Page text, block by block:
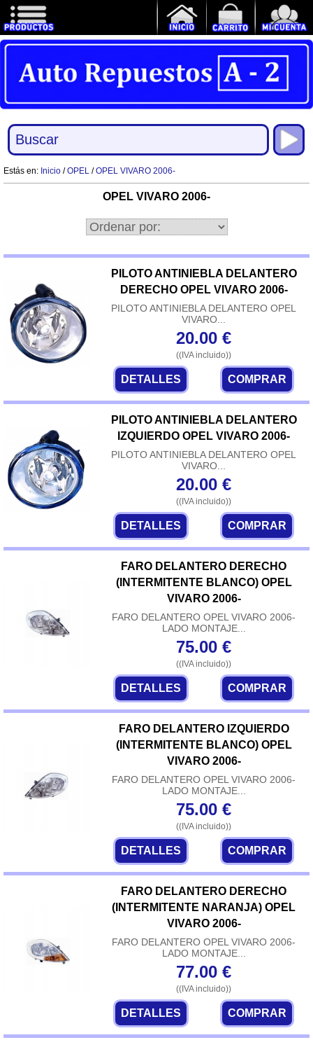
Estás en: Inicio /OPEL /OPEL VIVARO 2006-
OPEL VIVARO 2006-
PILOTO ANTINIEBLA DELANTERO
DERECHO OPEL VIVARO 2006-
PILOTO ANTINIEBLA DELANTERO OPEL
VIVARO...
20.00 €
((IVA incluido))
DETALLES COMPRAR
PILOTO ANTINIEBLA DELANTERO
IZQUIERDO OPEL VIVARO 2006-
PILOTO ANTINIEBLA DELANTERO OPEL
VIVARO...
20.00 €
((IVA incluido))
DETALLES COMPRAR
FARO DELANTERO DERECHO
(INTERMITENTE BLANCO) OPEL
VIVARO 2006-
FARO DELANTERO OPEL VIVARO 2006-
LADO MONTAJE...
75.00 €
((IVA incluido))
DETALLES COMPRAR
FARO DELANTERO IZQUIERDO
(INTERMITENTE BLANCO) OPEL
VIVARO 2006-
FARO DELANTERO OPEL VIVARO 2006-
LADO MONTAJE...
75.00 €
((IVA incluido))
DETALLES COMPRAR
FARO DELANTERO DERECHO
(INTERMITENTE NARANJA) OPEL
VIVARO 2006-
FARO DELANTERO OPEL VIVARO 2006-
LADO MONTAJE...
77.00 €
((IVA incluido))
DETALLES COMPRAR